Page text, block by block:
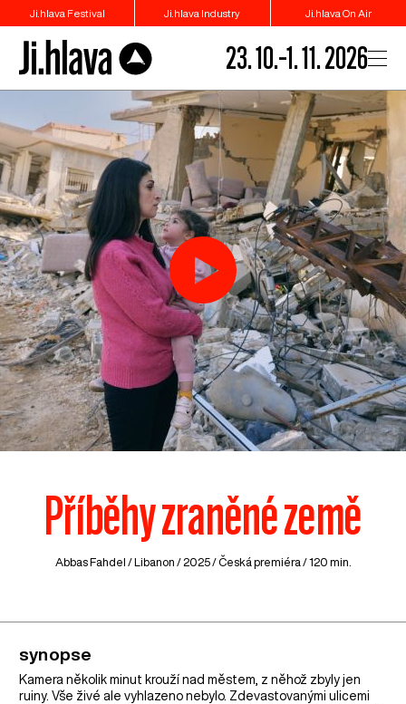
Ji.hlava Festival Ji.hlava Industry Ji.hlava On Air
23. 10.–1. 11. 2026
Příběhy zraněné země
Abbas Fahdel / Libanon / 2025 / Česká premiéra / 120 min.
synopse
Kamera několik minut krouží nad městem, z něhož zbyly jen
ruiny. Vše živé ale vyhlazeno nebylo. Zdevastovanými ulicemi